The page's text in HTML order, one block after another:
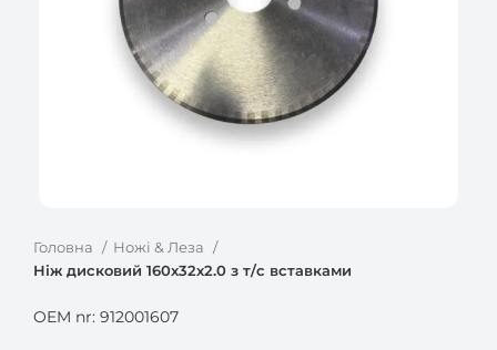
Головна
Ножі & Леза
Ніж дисковий 160х32х2.0 з т/с вставками
OEM nr: 912001607